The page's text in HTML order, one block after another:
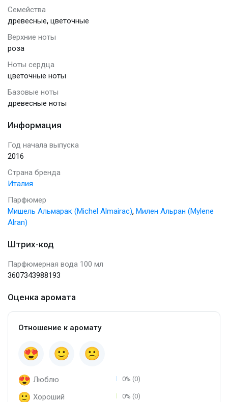
Семейства
древесные, цветочные
Верхние ноты
роза
Ноты сердца
цветочные ноты
Базовые ноты
древесные ноты
Информация
Год начала выпуска
2016
Страна бренда
Италия
Парфюмер
Мишель Альмарак (Michel Almairac), Милен Альран (Mylene
Alran)
Штрих-код
Парфюмерная вода 100 мл
3607343988193
Оценка аромата
Отношение к аромату
Люблю 0% (0)
Хороший 0% (0)